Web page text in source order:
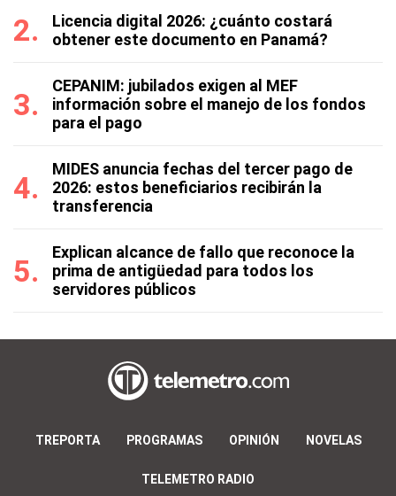
Licencia digital 2026: ¿cuánto costará
obtener este documento en Panamá?
CEPANIM: jubilados exigen al MEF
información sobre el manejo de los fondos
para el pago
MIDES anuncia fechas del tercer pago de
2026: estos beneficiarios recibirán la
transferencia
Explican alcance de fallo que reconoce la
prima de antigüedad para todos los
servidores públicos
TREPORTA PROGRAMAS OPINIÓN NOVELAS
TELEMETRO RADIO